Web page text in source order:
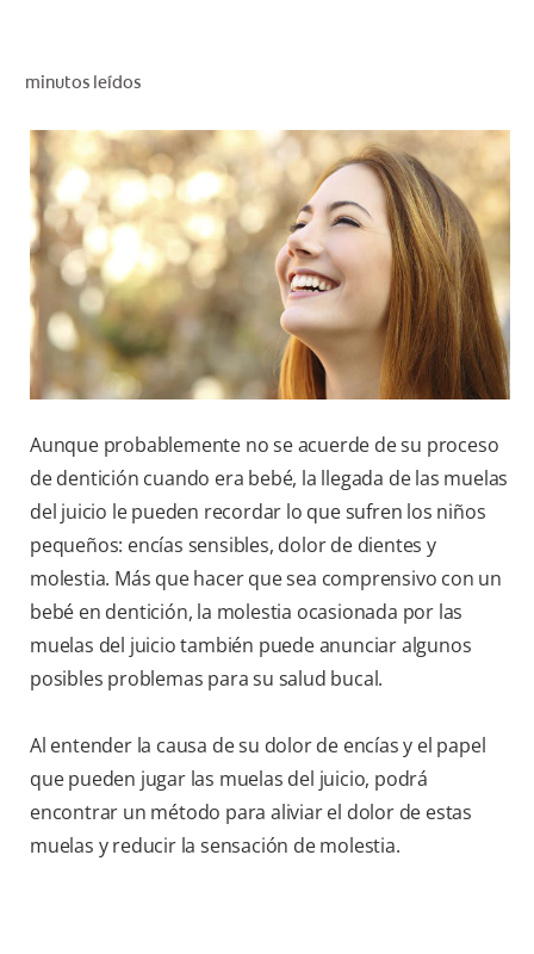
PROMOCIONES
PA (ES)
SUSCRÍBASE
minutos leídos
Aunque probablemente no se acuerde de su proceso
de dentición cuando era bebé, la llegada de las muelas
del juicio le pueden recordar lo que sufren los niños
pequeños: encías sensibles, dolor de dientes y
molestia. Más que hacer que sea comprensivo con un
bebé en dentición, la molestia ocasionada por las
muelas del juicio también puede anunciar algunos
posibles problemas para su salud bucal.
Al entender la causa de su dolor de encías y el papel
que pueden jugar las muelas del juicio, podrá
encontrar un método para aliviar el dolor de estas
muelas y reducir la sensación de molestia.